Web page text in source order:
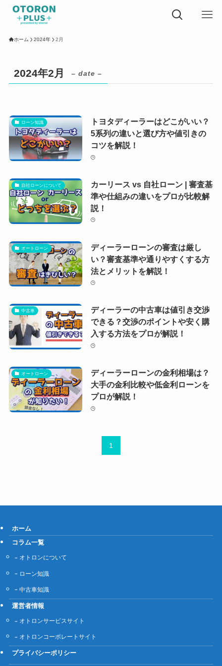
ホーム 2024年 2月
2024年2月 – date –
ローン知識
トヨタディーラーはどこがいい？
5系列の違いと選び方や値引きの
コツを解説！
自社ローンについて
カーリース vs 自社ローン | 審査基
準や仕組みの違いをプロが比較解
説！
オートローン
ディーラーローンの審査は厳し
い？審査基準や通りやすくする方
法とメリットを解説！
中古車
ディーラーの中古車は値引き交渉
できる？交渉のポイントや安く購
入する方法をプロが解説！
オートローン
ディーラーローンの金利相場は？
大手の金利比較や低金利ローンを
プロが解説！
1
ホーム
コラム一覧
オトロンについて
ローン知識
中古車知識
運営者情報
オトロンサービスサイト
オトロンコーポレートサイト
プライバシーポリシー